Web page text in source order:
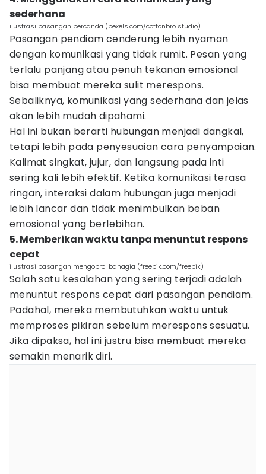
sederhana
ilustrasi pasangan bercanda (pexels.com/cottonbro studio)
Pasangan pendiam cenderung lebih nyaman
dengan komunikasi yang tidak rumit. Pesan yang
terlalu panjang atau penuh tekanan emosional
bisa membuat mereka sulit merespons.
Sebaliknya, komunikasi yang sederhana dan jelas
akan lebih mudah dipahami.
Hal ini bukan berarti hubungan menjadi dangkal,
tetapi lebih pada penyesuaian cara penyampaian.
Kalimat singkat, jujur, dan langsung pada inti
sering kali lebih efektif. Ketika komunikasi terasa
ringan, interaksi dalam hubungan juga menjadi
lebih lancar dan tidak menimbulkan beban
emosional yang berlebihan.
5. Memberikan waktu tanpa menuntut respons
cepat
ilustrasi pasangan mengobrol bahagia (freepik.com/freepik)
Salah satu kesalahan yang sering terjadi adalah
menuntut respons cepat dari pasangan pendiam.
Padahal, mereka membutuhkan waktu untuk
memproses pikiran sebelum merespons sesuatu.
Jika dipaksa, hal ini justru bisa membuat mereka
semakin menarik diri.